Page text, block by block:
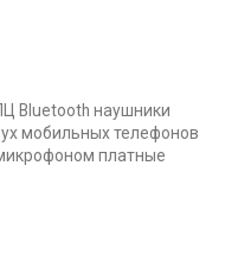
Bluetooth наушники
мобильных телефонов
платные